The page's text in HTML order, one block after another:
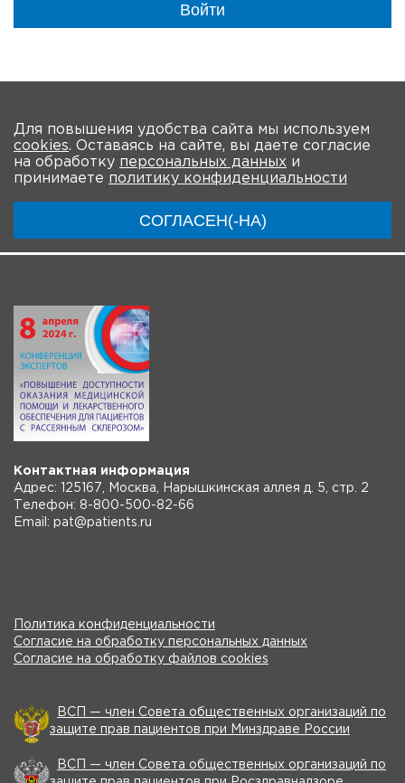
Войти
Для повышения удобства сайта мы используем
cookies. Оставаясь на сайте, вы даете согласие
на обработку персональных данных и
принимаете политику конфиденциальности
СОГЛАСЕН(-НА)
О мероприятии Программа Участники
Контактная информация
Адрес: 125167, Москва, Нарышкинская аллея д. 5, стр. 2
Телефон: 8-800-500-82-66
Email: pat@patients.ru
Политика конфиденциальности
Согласие на обработку персональных данных
Согласие на обработку файлов cookies
ВСП — член Совета общественных организаций по
защите прав пациентов при Минздраве России
ВСП — член Совета общественных организаций по